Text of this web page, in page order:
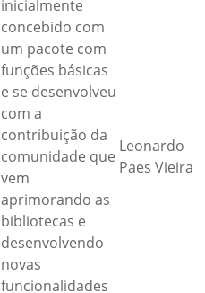
inicialmente
concebido com
um pacote com
funções básicas
e se desenvolveu
com a
contribuição da
comunidade que
vem
aprimorando as
bibliotecas e
desenvolvendo
novas
funcionalidades
Leonardo
Paes Vieira